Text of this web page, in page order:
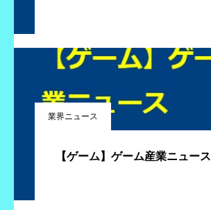
業界ニュース
【ゲーム】ゲーム産業ニュース